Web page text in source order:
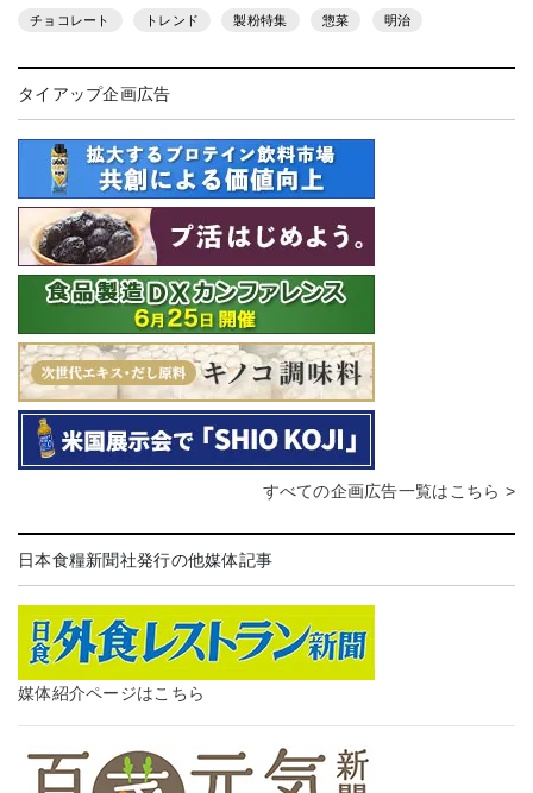
チョコレート トレンド 製粉特集 惣菜 明治
タイアップ企画広告
すべての企画広告一覧はこちら >
日本食糧新聞社発行の他媒体記事
媒体紹介ページはこちら